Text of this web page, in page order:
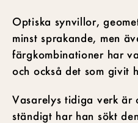
Optiska synvillor,
minst sprakande, men
färgkombinationer har
och också det som givit
Vasarelys tidiga verk är
ständigt har han sökt